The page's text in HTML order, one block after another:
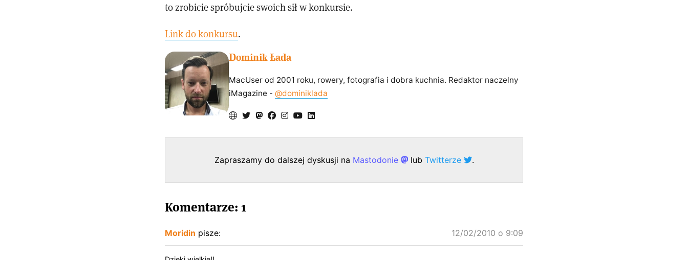
to zrobicie spróbujcie swoich sił w konkursie.
Link do konkursu.
Dominik Łada
MacUser od 2001 roku, rowery, fotografia i dobra kuchnia. Redaktor naczelny
iMagazine - @dominiklada
Zapraszamy do dalszej dyskusji na Mastodonie lub Twitterze .
Komentarze: 1
Moridin pisze: 12/02/2010 o 9:09